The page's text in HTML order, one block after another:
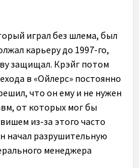
играл без шлема, был
карьеру до 1997-го,
защищал. Крэйг потом
в «Ойлерс» постоянно
что он ему и не нужен
от которых мог бы
из-за этого часто
начал разрушительную
менеджера